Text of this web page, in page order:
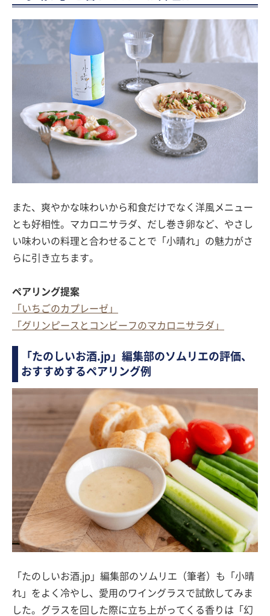
また、爽やかな味わいから和食だけでなく洋風メニュー
とも好相性。マカロニサラダ、だし巻き卵など、やさし
い味わいの料理と合わせることで「小晴れ」の魅力がさ
らに引き立ちます。
ペアリング提案
「いちごのカプレーゼ」
「グリンピースとコンビーフのマカロニサラダ」
「たのしいお酒.jp」編集部のソムリエの評価、
おすすめするペアリング例
「たのしいお酒.jp」編集部のソムリエ（筆者）も「小晴
れ」をよく冷やし、愛用のワイングラスで試飲してみま
した。グラスを回した際に立ち上がってくる香りは「幻